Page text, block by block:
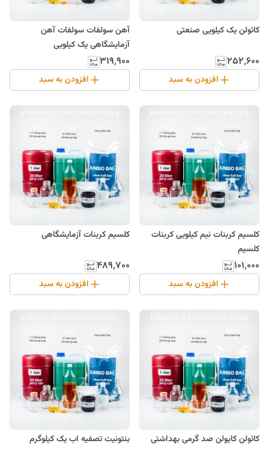
کائولن یک کیلویی صنعتی
۲۵۲٬۶۰۰
افزودن به سبد
آهن سولفات سولفات آهن
آزمایشگاهی یک کیلویی
۳۱۹٬۹۰۰
افزودن به سبد
کلسیم کربنات نیم کیلویی کربنات
کلسیم
۱۰۱٬۰۰۰
افزودن به سبد
کلسیم کربنات آزمایشگاهی
۴۸۹٬۷۰۰
افزودن به سبد
کائولن کایولن صد گرمی بهداشتی بنتونیت تصفیه اب یک کیلوگرم